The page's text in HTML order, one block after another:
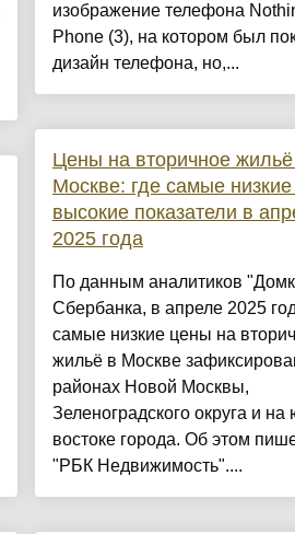
изображение телефона
Phone (3), на котором был
дизайн телефона, но,...
Цены на вторичное
Москве: где самые низкие
высокие показатели в
2025 года
По данным аналитиков
Сбербанка, в апреле 2025
самые низкие цены на
жильё в Москве
районах Новой Москвы,
Зеленоградского округа и на
востоке города. Об этом
"РБК Недвижимость"....